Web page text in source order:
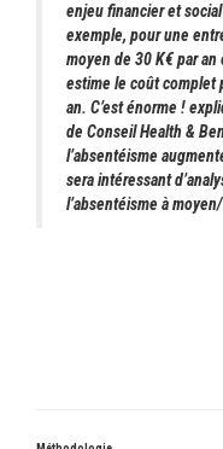
enjeu financier et
exemple, pour une
moyen de 30 K€ par an
estime le coût complet
an. C’est énorme !
de Conseil Health &
l’absentéisme
sera intéressant
l’absentéisme à